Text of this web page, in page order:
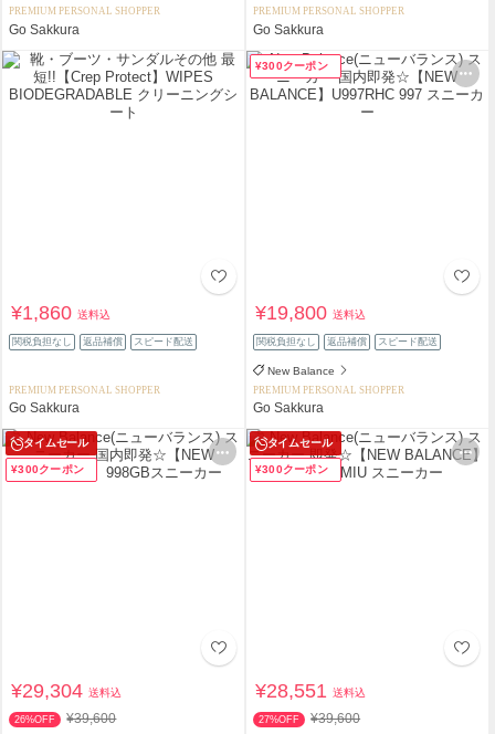
PREMIUM PERSONAL SHOPPER
Go Sakkura
PREMIUM PERSONAL SHOPPER
Go Sakkura
¥1,860送料込
関税負担なし 返品補償 スピード配送
PREMIUM PERSONAL SHOPPER
Go Sakkura
¥300クーポン
¥19,800送料込
関税負担なし 返品補償 スピード配送
New Balance
PREMIUM PERSONAL SHOPPER
Go Sakkura
タイムセール
¥300クーポン
¥29,304送料込
26%OFF ¥39,600
タイムセール
¥300クーポン
¥28,551送料込
27%OFF ¥39,600